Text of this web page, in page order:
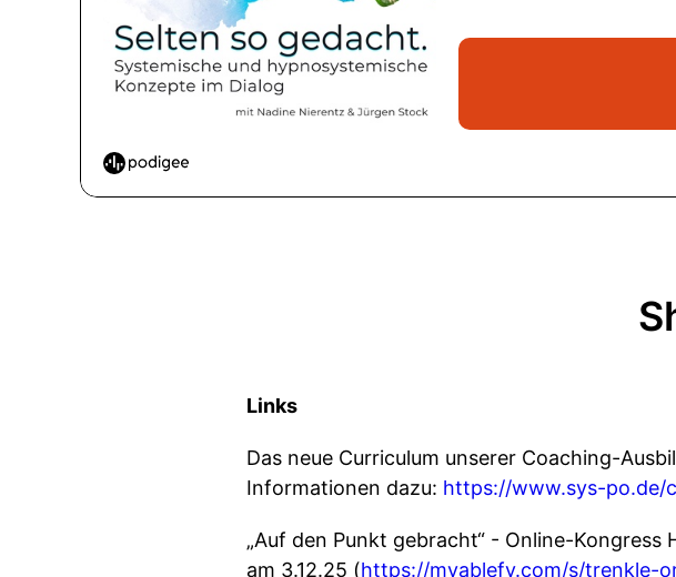
Links
Das neue Curriculum unserer Coaching-
Informationen dazu: https://www.sys-po.de/
„Auf den Punkt gebracht“ - Online-
am 3.12.25 (https://myablefy.com/s/trenkle-